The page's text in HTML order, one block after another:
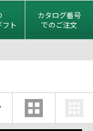
ト
カタログ番号
でのご注文